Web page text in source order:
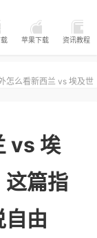
苹果下载 资讯教程
怎么看新西兰 vs 埃及世
vs 埃
这篇指
由